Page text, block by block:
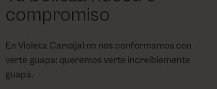
compromiso
En Violeta Carvajal no nos conformamos con
verte guapa: queremos verte increíblemente
guapa.